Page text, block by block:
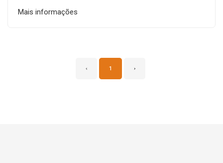
Mais informações
‹ 1 ›